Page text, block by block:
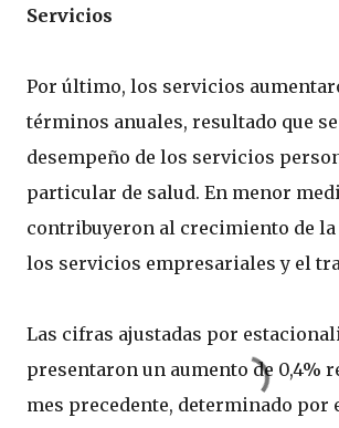
Servicios
Por último, los servicios
términos anuales, resultado que
desempeño de los servicios
particular de salud. En menor
contribuyeron al crecimiento de
los servicios empresariales y el
Las cifras ajustadas por
presentaron un aumento de 0,4%
mes precedente, determinado por